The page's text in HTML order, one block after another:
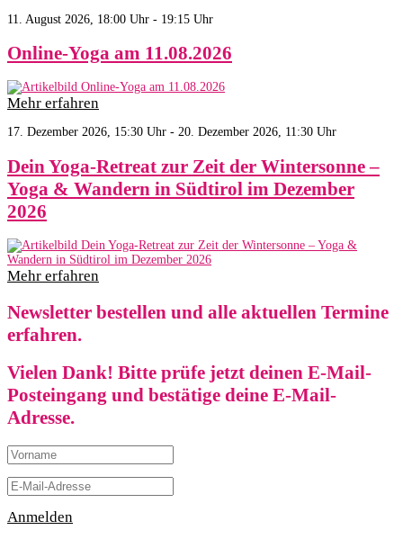
11. August 2026, 18:00 Uhr - 19:15 Uhr
Online-Yoga am 11.08.2026
Mehr erfahren
17. Dezember 2026, 15:30 Uhr - 20. Dezember 2026, 11:30 Uhr
Dein Yoga-Retreat zur Zeit der Wintersonne –
Yoga & Wandern in Südtirol im Dezember
2026
Mehr erfahren
Newsletter bestellen und alle aktuellen Termine
erfahren.
Vielen Dank! Bitte prüfe jetzt deinen E-Mail-
Posteingang und bestätige deine E-Mail-
Adresse.
Anmelden